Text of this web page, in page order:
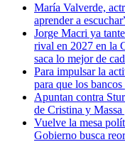
María Valverde,
aprender a
Jorge Macri ya
rival en 2027 en la
saca lo mejor de
Para impulsar la
para que los
Apuntan contra
de Cristina y
Vuelve la mesa
Gobierno busca